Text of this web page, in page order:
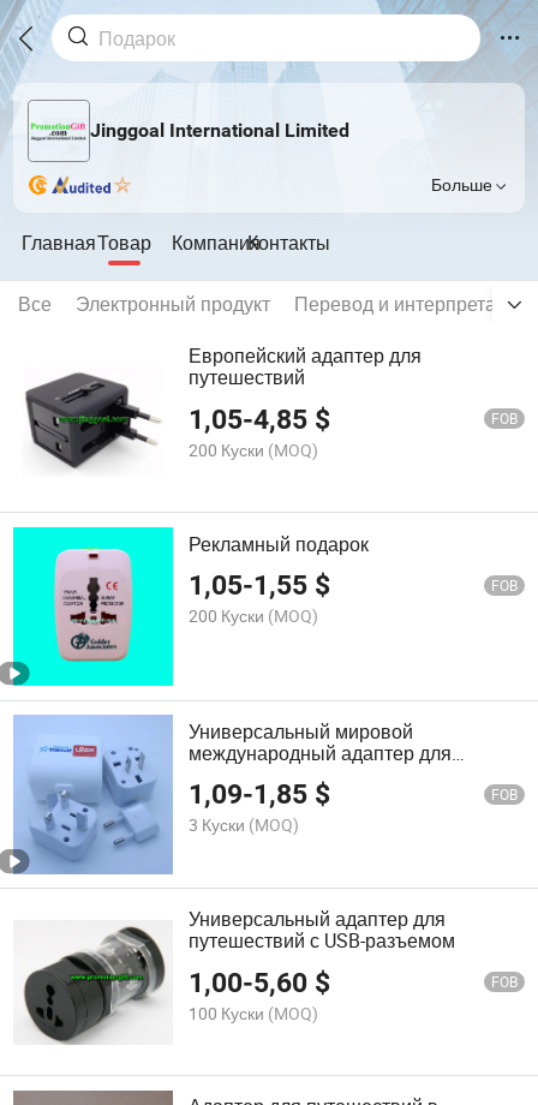
Jinggoal International Limited
Больше
ГлавнаяТовар КомпанияКонтакты
Все Электронный продукт
Перевод и интерпретация
Европейский адаптер для
путешествий
1,05-4,85 $ FOB
200 Куски (MOQ)
Рекламный подарок
1,05-1,55 $ FOB
200 Куски (MOQ)
Универсальный мировой
международный адаптер для
путешествий в Великобритании,
США, Европе, Австралии и Китае
1,09-1,85 $ FOB
3 Куски (MOQ)
Универсальный адаптер для
путешествий с USB-разъемом
1,00-5,60 $ FOB
100 Куски (MOQ)